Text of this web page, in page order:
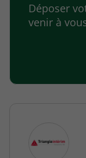
Déposer
venir à